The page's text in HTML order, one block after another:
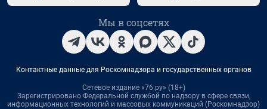
Мы в соцсетях
Контактные данные для Роскомнадзора и государственных органов
Сетевое издание «76.ру» (18+)
Зарегистрировано Федеральной службой по надзору в сфере связи,
информационных технологий и массовых коммуникаций (Роскомнадзор)